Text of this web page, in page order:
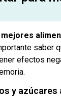
saber
efectos
y azúcares